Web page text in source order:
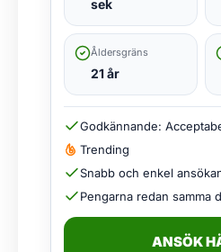
sek
Åldersgräns
21 år
Godkännande:
Trending
Snabb och enkel
Pengarna redan samma
ANSÖK